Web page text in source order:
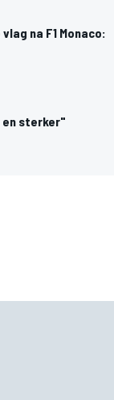
na F1 Monaco:
en sterker"